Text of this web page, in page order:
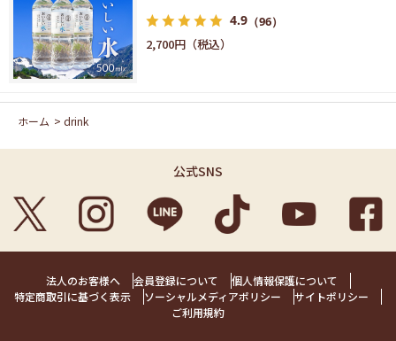
4.9 （96）
2,700円
ホーム > drink
公式SNS
法人のお客様へ 会員登録について
個人情報保護について
特定商取引に基づく表示
ソーシャルメディアポリシー
サイトポリシー
ご利用規約